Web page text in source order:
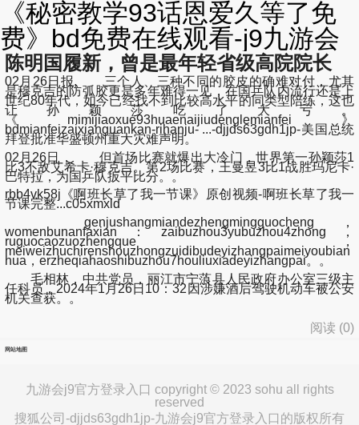
《秘密教学93话恩爱久等了免
费》bd免费在线观看-j9九游会
陈明国履新，曾是最年轻省级高院院长
02月26日报, 三个人、三种不同的胶皮的确难对付，尤其
是穆克吉的防弧胶更是多年难得一见，在国乒队内流行还是上
世纪80年代，如今已经找不到比较高水平的同类型陪练，这也
让孙颖莎吃了大亏。
《mimijiaoxue93huaenaijiudenglemianfei》
bdmianfeizaixianguankan-rihanju- ...-djjds63gdh1jp-美国总统
拜登批准华盛顿州重大灾难声明。
02月26日， 但首场比赛就爆出大冷门，世界第一孙颖莎1
比3不敌艾希卡·穆克吉。第2场比赛，王曼昱3比1战胜玛尼卡·
巴特拉，为国乒队扳平比分。。
rbb4vk58j《啊班长草了我一节课》原创视频-啊班长草了我一
节课完整...c05xmxld
genjushangmiandezhengmingguocheng，
womenbunanfaxian：zaibuzhou3yubuzhou4zhong，
ruguocaozuozhengque，
meiweizhuchirenshouzhongzuidibudeyizhangpaimeiyoubian
hua，erzheqiahaoshibuzhou7houliuxiadeyizhangpai。。
毛相林，中共党员，丽江市宁蒗县人民政府办公室三级主
任科员，2024年1月26日10：32因涉嫌酒后驾驶机动车被公安
机关查获。。
阅读 (0)
网站地图
九游会j9官方登录入口 copyright © 2023 sohu all rights
reserved
搜狐公司-djjds63gdh1jp-九游会j9官方登录入口的版权所有